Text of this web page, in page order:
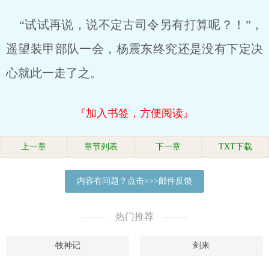
“试试再说，说不定古司令另有打算呢？！”，
遥望装甲部队一会，杨震东终究还是没有下定决
心就此一走了之。
『加入书签，方便阅读』
上一章 章节列表 下一章 TXT下载
内容有问题？点击>>>邮件反馈
热门推荐
牧神记 剑来